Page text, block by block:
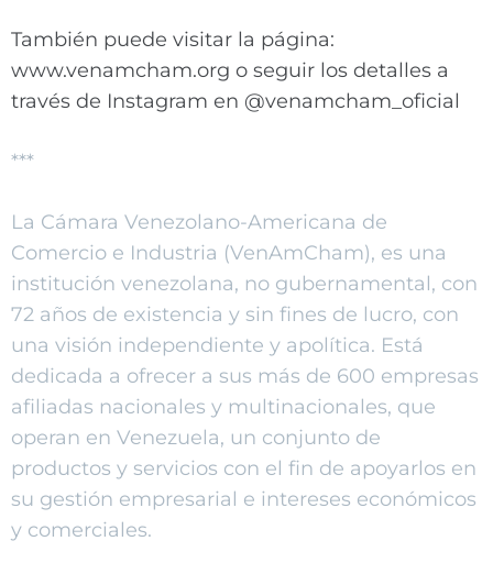
También puede visitar la página:
www.venamcham.org o seguir los detalles a
través de Instagram en @venamcham_oficial
***
La Cámara Venezolano-Americana de
Comercio e Industria (VenAmCham), es una
institución venezolana, no gubernamental, con
72 años de existencia y sin fines de lucro, con
una visión independiente y apolítica. Está
dedicada a ofrecer a sus más de 600 empresas
afiliadas nacionales y multinacionales, que
operan en Venezuela, un conjunto de
productos y servicios con el fin de apoyarlos en
su gestión empresarial e intereses económicos
y comerciales.